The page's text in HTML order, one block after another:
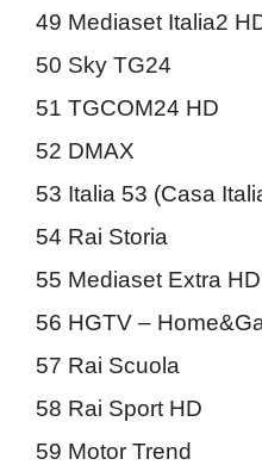
49 Mediaset Italia2
50 Sky TG24
51 TGCOM24 HD
52 DMAX
53 Italia 53 (Casa
54 Rai Storia
55 Mediaset Extra HD
56 HGTV –
57 Rai Scuola
58 Rai Sport HD
59 Motor Trend